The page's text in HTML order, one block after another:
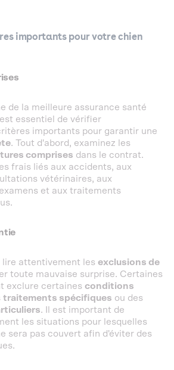
importants pour votre chien
de la meilleure assurance santé
essentiel de vérifier
importants pour garantir une
. Tout d'abord, examinez les
comprises dans le contrat.
frais liés aux accidents, aux
vétérinaires, aux
et aux traitements
lire attentivement les exclusions de
toute mauvaise surprise. Certaines
exclure certaines conditions
traitements spécifiques ou des
. Il est important de
les situations pour lesquelles
sera pas couvert afin d'éviter des